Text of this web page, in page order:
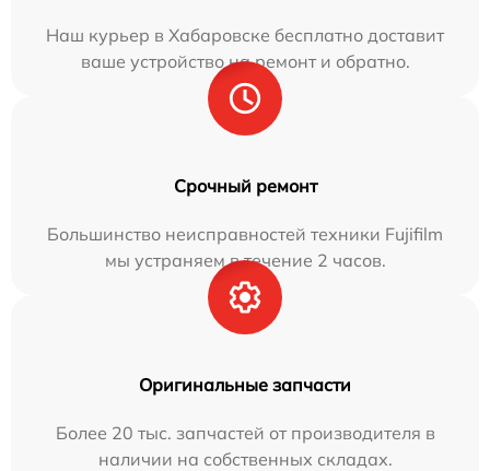
Наш курьер в Хабаровске бесплатно доставит
ваше устройство на ремонт и обратно.
Срочный ремонт
Большинство неисправностей техники Fujifilm
мы устраняем в течение 2 часов.
Оригинальные запчасти
Более 20 тыс. запчастей от производителя в
наличии на собственных складах.